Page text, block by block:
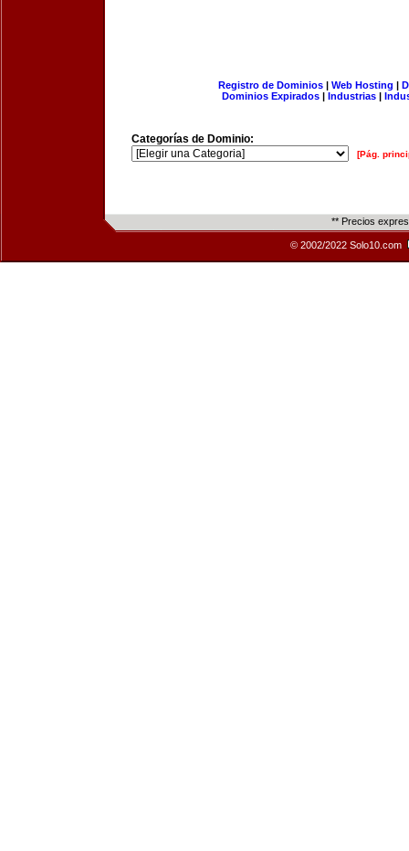
Registro de Dominios| Web Hosting |
Dominios Expirados | Industrias |
Categorías de Dominio:
[Pág.
** Precios
© 2002/2022 Solo10.com